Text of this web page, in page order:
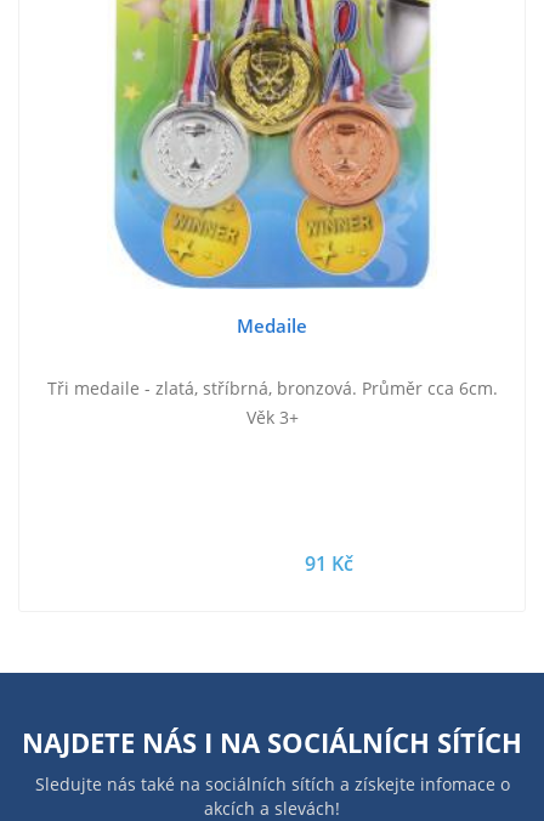
Medaile
Tři medaile - zlatá, stříbrná, bronzová. Průměr cca 6cm.
Věk 3+
91 Kč
NAJDETE NÁS I NA SOCIÁLNÍCH SÍTÍCH
Sledujte nás také na sociálních sítích a získejte infomace o
akcích a slevách!